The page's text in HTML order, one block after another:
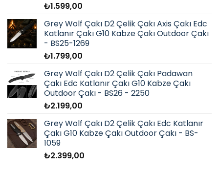
₺1.599,00
Grey Wolf Çakı D2 Çelik Çakı Axis Çakı Edc
Katlanır Çakı G10 Kabze Çakı Outdoor Çakı
- BS25-1269
₺1.799,00
Grey Wolf Çakı D2 Çelik Çakı Padawan
Çakı Edc Katlanır Çakı G10 Kabze Çakı
Outdoor Çakı - BS26 - 2250
₺2.199,00
Grey Wolf Çakı D2 Çelik Çakı Edc Katlanır
Çakı G10 Kabze Çakı Outdoor Çakı - BS-
1059
₺2.399,00